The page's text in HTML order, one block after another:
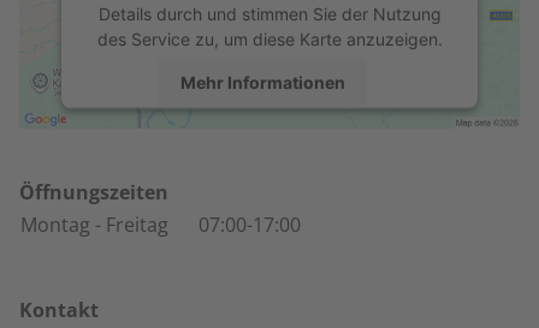
Details durch und stimmen Sie der Nutzung
des Service zu, um diese Karte anzuzeigen.
Mehr Informationen
powered by
Management Platform
Öffnungszeiten
Montag - Freitag 07:00-17:00
Kontakt